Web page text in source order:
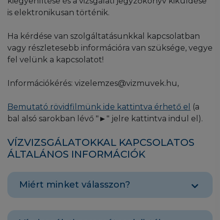
ügyfélszolgálatunkon, ide kattintva
Amennyiben nemcsak saját célra végeztet
vízvizsgálatot, javasoljuk, hogy megrendelése
hogy pontosan milyen vizsgálatokra van
vízmintavétel.
A kútengedélyeztetéshez szükséges
linkre kattintva talál.
is elektronikusan történik.
Ha kérdése van szolgáltatásunkkal kapcsolatban
vagy részletesebb információra van szüksége, vegye
fel velünk a kapcsolatot!
Információkérés: vizelemzes@vizmuvek.hu,
Bemutató rövidfilmünk ide kattintva érhető el
(a
bal alsó sarokban lévő "►" jelre kattintva indul el).
VÍZVIZSGÁLATOKKAL KAPCSOLATOS
ÁLTALÁNOS INFORMÁCIÓK
Miért minket válasszon?